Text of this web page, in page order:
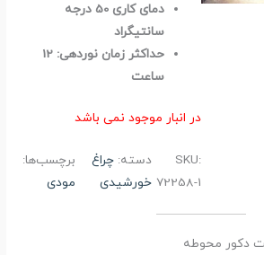
دمای کاری 50 درجه
سانتیگراد
حداکثر زمان نوردهی: 12
ساعت
در انبار موجود نمی باشد
SKU:
72258-1
دسته: چراغ
خورشیدی
برچسب‌ها:
مودی